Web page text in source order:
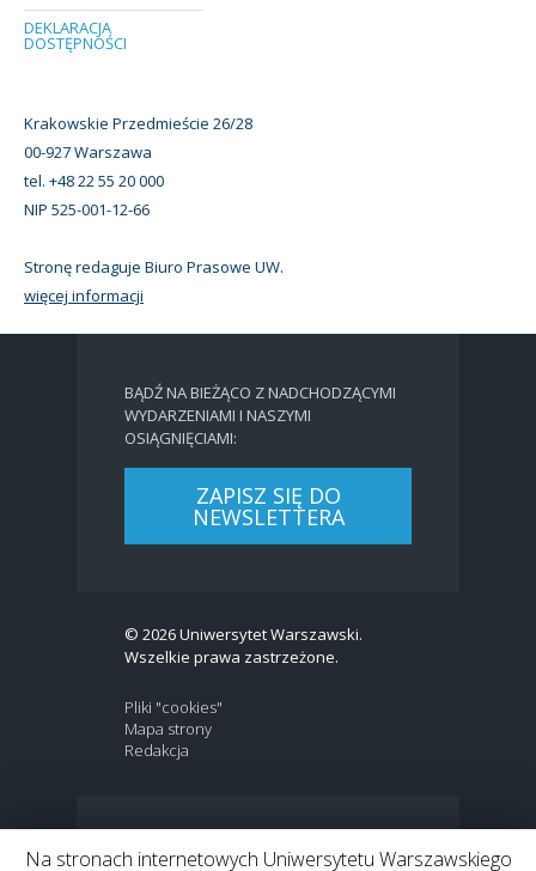
DEKLARACJA
DOSTĘPNOŚCI
Krakowskie Przedmieście 26/28
00-927 Warszawa
tel. +48 22 55 20 000
NIP 525-001-12-66
Stronę redaguje Biuro Prasowe UW.
więcej informacji
BĄDŹ NA BIEŻĄCO Z NADCHODZĄCYMI
WYDARZENIAMI I NASZYMI
OSIĄGNIĘCIAMI:
ZAPISZ SIĘ DO
NEWSLETTERA
© 2026 Uniwersytet Warszawski.
Wszelkie prawa zastrzeżone.
Pliki "cookies"
Mapa strony
Redakcja
Na stronach internetowych Uniwersytetu Warszawskiego